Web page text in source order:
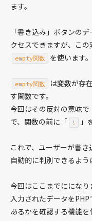
ます。
「書き込み」ボタンの
クセスできますが、こ
empty関数 を使います。
empty関数 は変数が存
す関数です。
今回はその反対の意味
で、関数の前に「
! 」
これで、ユーザーが書
自動的に判別できるよう
今回はここまでにになり
入力されたデータを
あるかを確認する機能を